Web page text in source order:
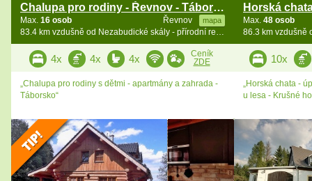
Chalupa pro rodiny - Řevnov - Táborsko
Řevnov mapa
Max. 16 osob
83.4 km vzdušně od Nezabudické skály - přírodní rezervace
4x 4x 4x
Ceník
ZDE
„Chalupa pro rodiny s dětmi - apartmány a zahrada -
Táborsko“
Max. 48 osob
10x
„Horská chata -
u lesa - Krušné